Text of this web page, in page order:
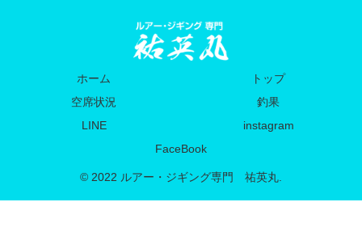
ホーム
トップ
空席状況
釣果
LINE
instagram
FaceBook
© 2022 ルアー・ジギング専門 祐英丸.